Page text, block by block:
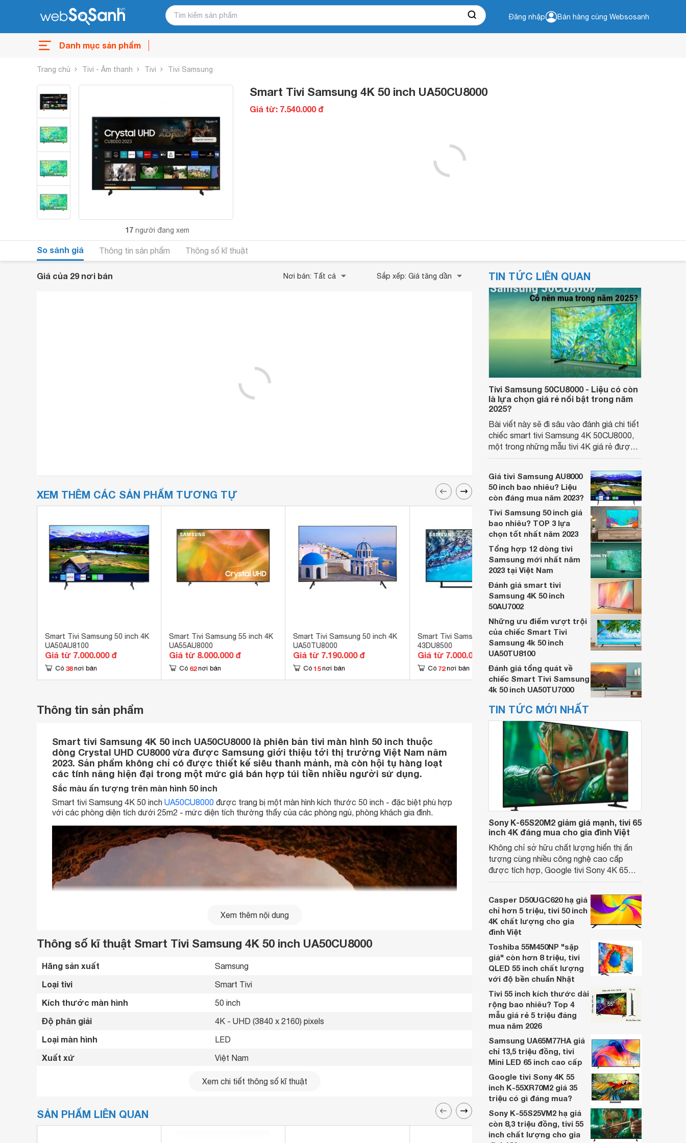
Đăng nhập Bán hàng cùng Websosanh
Danh mục sản phẩm
Trang chủ Tivi - Âm thanh Tivi Tivi Samsung
17 người đang xem
Smart Tivi Samsung 4K 50 inch UA50CU8000
Giá từ: 7.540.000 đ
So sánh giá Thông tin sản phẩm Thông số kĩ thuật
Giá của 29 nơi bán Nơi bán: Tất cả Sắp xếp: Giá tăng dần
XEM THÊM CÁC SẢN PHẨM TƯƠNG TỰ
Smart Tivi Samsung 50 inch 4K
UA50AU8100
Giá từ 7.000.000 đ
Có 38 nơi bán
Smart Tivi Samsung 55 inch 4K
UA55AU8000
Giá từ 8.000.000 đ
Có 62 nơi bán
Smart Tivi Samsung 50 inch 4K
UA50TU8000
Giá từ 7.190.000 đ
Có 15 nơi bán
Smart Tivi Samsung 4K 43 inch
43DU8500
Giá từ 7.000.000 đ
Có 72 nơi bán
Tivi Smart Samsung 50 inch 4K
UA50NU7400 (UA-50NU7400)
Có 7 nơi bán
Thông tin sản phẩm
Smart tivi Samsung 4K 50 inch UA50CU8000 là phiên bản tivi màn hình 50 inch thuộc
dòng Crystal UHD CU8000 vừa được Samsung giới thiệu tới thị trường Việt Nam năm
2023. Sản phẩm không chỉ có được thiết kế siêu thanh mảnh, mà còn hội tụ hàng loạt
các tính năng hiện đại trong một mức giá bán hợp túi tiền nhiều người sử dụng.
Sắc màu ấn tượng trên màn hình 50 inch
Smart tivi Samsung 4K 50 inch UA50CU8000 được trang bị một màn hình kích thước 50 inch - đặc biệt phù hợp
với các phòng diện tích dưới 25m2 - mức diện tích thường thấy của các phòng ngủ, phòng khách gia đình.
Xem thêm nội dung
Thông số kĩ thuật Smart Tivi Samsung 4K 50 inch UA50CU8000
Hãng sản xuất Samsung
Loại tivi Smart Tivi
Kích thước màn hình 50 inch
Độ phân giải 4K - UHD (3840 x 2160) pixels
Loại màn hình LED
Xuất xứ Việt Nam
2023
Kết nối internet
Xem chi tiết thông số kĩ thuật
SẢN PHẨM LIÊN QUAN
TIN TỨC LIÊN QUAN
Tivi Samsung 50CU8000 - Liệu có còn
là lựa chọn giá rẻ nổi bật trong năm
2025?
Bài viết này sẽ đi sâu vào đánh giá chi tiết
chiếc smart tivi Samsung 4K 50CU8000,
một trong những mẫu tivi 4K giá rẻ được
xem rằng liệu các giá trị của nó có còn là
lựa chọn đáng cân nhắc trong phân khúc
phổ thông 2025 nữa hay không nhé.
Giá tivi Samsung AU8000
50 inch bao nhiêu? Liệu
còn đáng mua năm 2023?
Tivi Samsung 50 inch giá
bao nhiêu? TOP 3 lựa
chọn tốt nhất năm 2023
Tổng hợp 12 dòng tivi
Samsung mới nhất năm
2023 tại Việt Nam
Đánh giá smart tivi
Samsung 4K 50 inch
50AU7002
Những ưu điểm vượt trội
của chiếc Smart Tivi
Samsung 4k 50 inch
UA50TU8100
Đánh giá tổng quát về
chiếc Smart Tivi Samsung
4k 50 inch UA50TU7000
TIN TỨC MỚI NHẤT
Sony K-65S20M2 giảm giá mạnh, tivi 65
inch 4K đáng mua cho gia đình Việt
Không chỉ sở hữu chất lượng hiển thị ấn
tượng cùng nhiều công nghệ cao cấp
được tích hợp, Google tivi Sony 4K 65
nhiều cửa hàng điện máy giảm giá sâu.
Casper D50UGC620 hạ giá
chỉ hơn 5 triệu, tivi 50 inch
4K chất lượng cho gia
đình Việt
Toshiba 55M450NP "sập
giá" còn hơn 8 triệu, tivi
QLED 55 inch chất lượng
với độ bền chuẩn Nhật
Tivi 55 inch kích thước dài
rộng bao nhiêu? Top 4
mẫu giá rẻ 5 triệu đáng
mua năm 2026
Samsung UA65M77HA giá
chỉ 13,5 triệu đồng, tivi
Mini LED 65 inch cao cấp
Google tivi Sony 4K 55
inch K-55XR70M2 giá 35
triệu có gì đáng mua?
Sony K-55S25VM2 hạ giá
còn 8,3 triệu đồng, tivi 55
inch chất lượng cho gia